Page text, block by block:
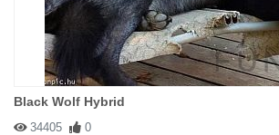
Black Wolf Hybrid
34405 0